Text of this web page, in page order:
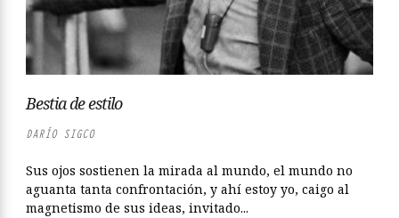
Bestia de estilo
DARÍO SIGCO
Sus ojos sostienen la mirada al mundo, el mundo no
aguanta tanta confrontación, y ahí estoy yo, caigo al
magnetismo de sus ideas, invitado...